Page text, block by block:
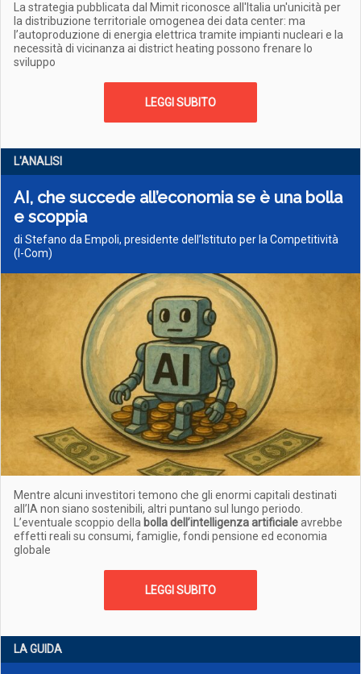
La strategia pubblicata dal Mimit riconosce all'Italia un'unicità per
la distribuzione territoriale omogenea dei data center: ma
l’autoproduzione di energia elettrica tramite impianti nucleari e la
necessità di vicinanza ai district heating possono frenare lo
sviluppo
LEGGI SUBITO
L'ANALISI
AI, che succede all’economia se è una bolla
e scoppia
di Stefano da Empoli, presidente dell’Istituto per la Competitività
(I-Com)
Mentre alcuni investitori temono che gli enormi capitali destinati
all’IA non siano sostenibili, altri puntano sul lungo periodo.
L’eventuale scoppio della bolla dell’intelligenza artificialeavrebbe
effetti reali su consumi, famiglie, fondi pensione ed economia
globale
LEGGI SUBITO
LA GUIDA